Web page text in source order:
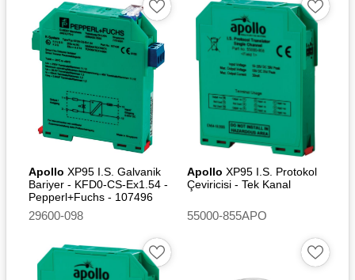
Apollo XP95 I.S. Galvanik
Bariyer - KFD0-CS-Ex1.54 -
Pepperl+Fuchs - 107496
29600-098
Apollo XP95 I.S. Protokol
Çeviricisi - Tek Kanal
55000-855APO